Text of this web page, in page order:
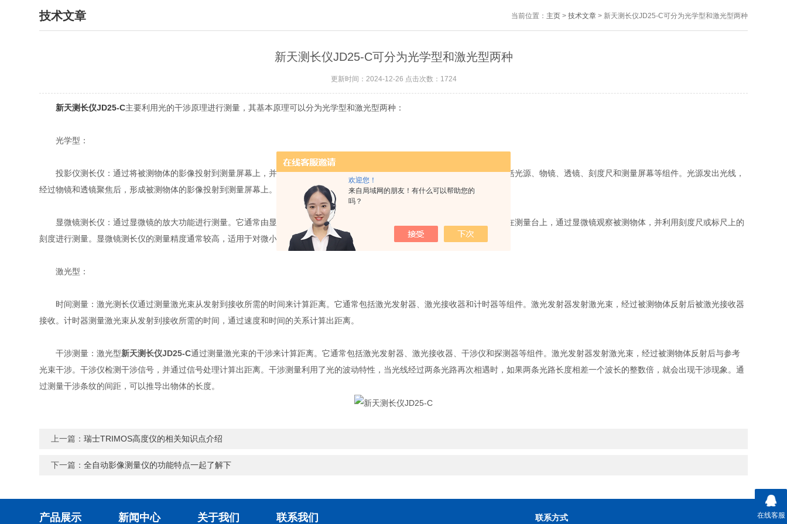
欢迎您！
来自局域网的朋友！有什么可以帮助您的
吗？
技术文章 当前位置： 主页> 技术文章> 新天测长仪JD25-C可分为光学型和激光型两种
新天测长仪JD25-C可分为光学型和激光型两种
更新时间：2024-12-26 点击次数：1724
新天测长仪JD25-C主要利用光的干涉原理进行测量，其基本原理可以分为光学型和激光型两种：
光学型：
投影仪测长仪：通过将被测物体的影像投射到测量屏幕上，并利用测量屏幕上的刻度尺或标尺进行测量。投影仪测长仪通常包括光源、物镜、透镜、刻度尺和测量屏幕等组件。光源发出光线，
经过物镜和透镜聚焦后，形成被测物体的影像投射到测量屏幕上。利用刻度尺或标尺上的刻度，可以测量被测物体的长度或距离。
显微镜测长仪：通过显微镜的放大功能进行测量。它通常由显微镜、物镜、目镜、刻度尺和测量台等组件组成。被测物体放置在测量台上，通过显微镜观察被测物体，并利用刻度尺或标尺上的
刻度进行测量。显微镜测长仪的测量精度通常较高，适用于对微小物体进行测量。
激光型：
时间测量：激光测长仪通过测量激光束从发射到接收所需的时间来计算距离。它通常包括激光发射器、激光接收器和计时器等组件。激光发射器发射激光束，经过被测物体反射后被激光接收器
接收。计时器测量激光束从发射到接收所需的时间，通过速度和时间的关系计算出距离。
干涉测量：激光型新天测长仪JD25-C通过测量激光束的干涉来计算距离。它通常包括激光发射器、激光接收器、干涉仪和探测器等组件。激光发射器发射激光束，经过被测物体反射后与参考
光束干涉。干涉仪检测干涉信号，并通过信号处理计算出距离。干涉测量利用了光的波动特性，当光线经过两条光路再次相遇时，如果两条光路长度相差一个波长的整数倍，就会出现干涉现象。通
过测量干涉条纹的间距，可以推导出物体的长度。
上一篇：瑞士TRIMOS高度仪的相关知识点介绍
下一篇：全自动影像测量仪的功能特点一起了解下
产品展示 新闻中心 关于我们 联系我们 联系方式 在线客服